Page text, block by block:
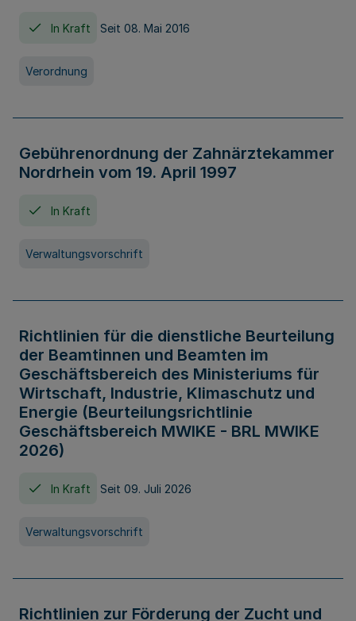
In Kraft Seit 08. Mai 2016
Verordnung
Gebührenordnung der Zahnärztekammer
Nordrhein vom 19. April 1997
In Kraft
Verwaltungsvorschrift
Richtlinien für die dienstliche Beurteilung
der Beamtinnen und Beamten im
Geschäftsbereich des Ministeriums für
Wirtschaft, Industrie, Klimaschutz und
Energie (Beurteilungsrichtlinie
Geschäftsbereich MWIKE - BRL MWIKE
2026)
In Kraft Seit 09. Juli 2026
Verwaltungsvorschrift
Richtlinien zur Förderung der Zucht und